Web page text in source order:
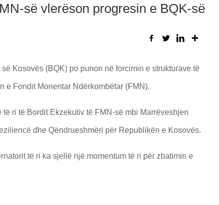
së vlerëson progresin e BQK-së
Kosovës (BQK) po punon në forcimin e strukturave të
e Fondit Monentar Ndërkombëtar (FMN).
ri të Bordit Ekzekutiv të FMN-së mbi Marrëveshjen
dhe Qëndrueshmëri për Republikën e Kosovës.
të ri ka sjellë një momentum të ri për zbatimin e